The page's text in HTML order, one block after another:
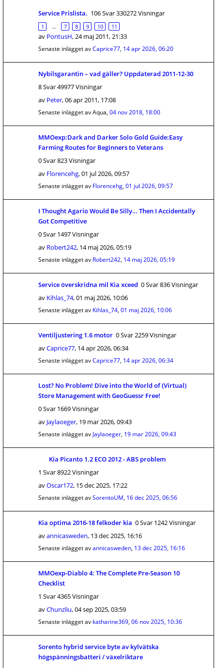
Service Prislista. 106 Svar 330272 Visningar
1 … 7 8 9 10 11
av PontusH,24 maj 2011, 21:33
Senaste inlägget avCaprice77, 14 apr 2026, 06:20
Nybilsgarantin – vad gäller? Uppdaterad 2011-12-30
8 Svar 49977 Visningar
av Peter,06 apr 2011, 17:08
Senaste inlägget avAqua, 04 nov 2018, 18:00
MMOexp:Dark and Darker Solo Gold Guide:Easy
Farming Routes for Beginners to Veterans
0 Svar 823 Visningar
av Florencehg,01 jul 2026, 09:57
Senaste inlägget av Florencehg, 01 jul 2026, 09:57
I Thought Agario Would Be Silly… Then I Accidentally
Got Competitive
0 Svar 1497 Visningar
av Robert242, 14 maj 2026, 05:19
Senaste inlägget av Robert242, 14 maj 2026, 05:19
Service överskridna mil Kia xceed 0 Svar 836 Visningar
av Kihlas_74,01 maj 2026, 10:06
Senaste inlägget av Kihlas_74, 01 maj 2026, 10:06
Ventiljustering 1.6 motor 0 Svar 2259 Visningar
avCaprice77, 14 apr 2026, 06:34
Senaste inlägget avCaprice77, 14 apr 2026, 06:34
Lost? No Problem! Dive into the World of (Virtual)
Store Management with GeoGuessr Free!
0 Svar 1669 Visningar
av Jaylaoeger, 19 mar 2026, 09:43
Senaste inlägget av Jaylaoeger, 19 mar 2026, 09:43
Kia Picanto 1.2 ECO 2012 - ABS problem
1 Svar 8922 Visningar
avOscar172, 15 dec 2025, 17:22
Senaste inlägget avSorentoUM, 16 dec 2025, 06:56
Kia optima 2016-18 felkoder kia 0 Svar 1242 Visningar
avannicasweden, 13 dec 2025, 16:16
Senaste inlägget avannicasweden, 13 dec 2025, 16:16
MMOexp-Diablo 4: The Complete Pre-Season 10
Checklist
1 Svar 4365 Visningar
avChunzliu,04 sep 2025, 03:59
Senaste inlägget av katharine369, 06 nov 2025, 10:36
Sorento hybrid service byte av kylvätska
högspänningsbatteri / växelriktare